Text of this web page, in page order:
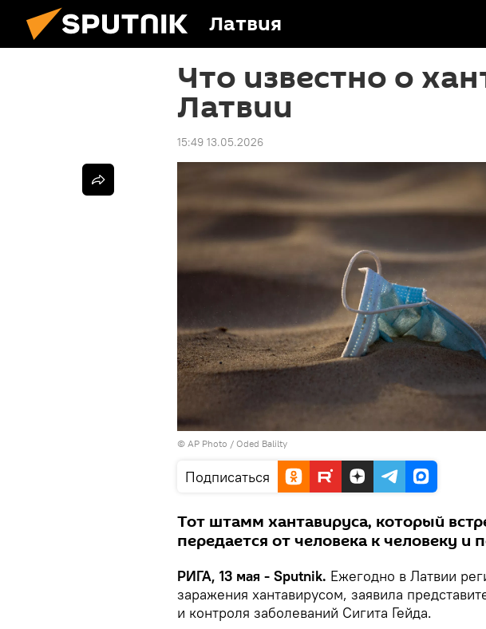
Латвия
Что известно о
Латвии
15:49 13.05.2026
© AP Photo / Oded Balilty
Подписаться
Тот штамм хантавируса, который
передается от человека к человеку и
РИГА, 13 мая - Sputnik. Ежегодно в Латвии
заражения хантавирусом, заявила
и контроля заболеваний Сигита Гейда.